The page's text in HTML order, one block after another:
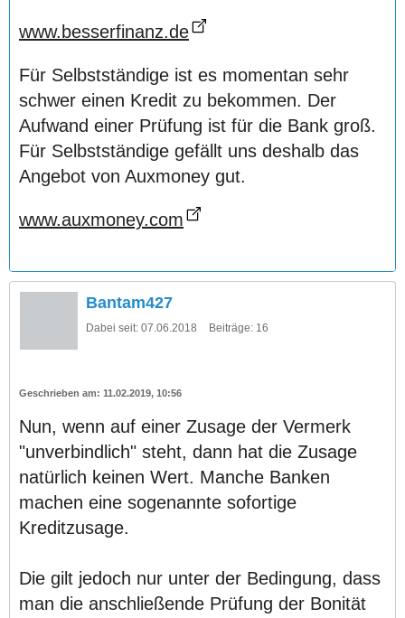
www.besserfinanz.de
Für Selbstständige ist es momentan sehr
schwer einen Kredit zu bekommen. Der
Aufwand einer Prüfung ist für die Bank groß.
Für Selbstständige gefällt uns deshalb das
Angebot von Auxmoney gut.
www.auxmoney.com
Bantam427
Dabei seit: 07.06.2018 Beiträge: 16
11.02.2019, 10:56
Nun, wenn auf einer Zusage der Vermerk
"unverbindlich" steht, dann hat die Zusage
natürlich keinen Wert. Manche Banken
machen eine sogenannte sofortige
Kreditzusage.
Die gilt jedoch nur unter der Bedingung, dass
man die anschließende Prüfung der Bonität